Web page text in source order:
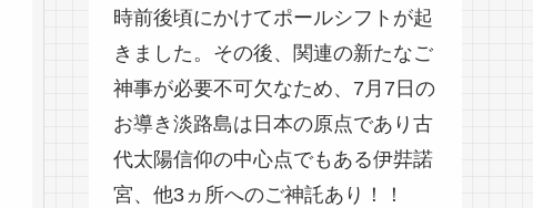
時前後頃にかけてポールシフトが起
きました。その後、関連の新たなご
神事が必要不可欠なため、7月7日の
お導き淡路島は日本の原点であり古
代太陽信仰の中心点でもある伊弉諾
宮、他3ヵ所へのご神託あり！！